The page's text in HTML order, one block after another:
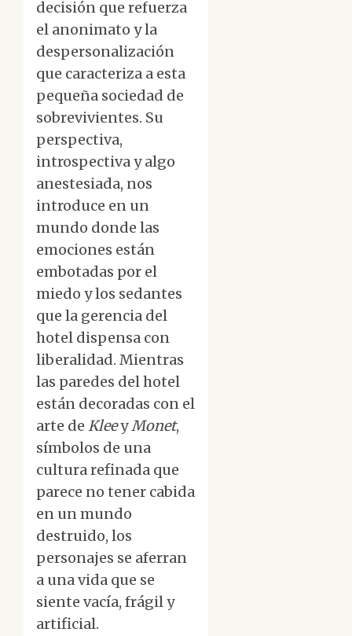
decisión que refuerza
el anonimato y la
despersonalización
que caracteriza a esta
pequeña sociedad de
sobrevivientes. Su
perspectiva,
introspectiva y algo
anestesiada, nos
introduce en un
mundo donde las
emociones están
embotadas por el
miedo y los sedantes
que la gerencia del
hotel dispensa con
liberalidad. Mientras
las paredes del hotel
están decoradas con el
arte de KleeyMonet,
símbolos de una
cultura refinada que
parece no tener cabida
en un mundo
destruido, los
personajes se aferran
a una vida que se
siente vacía, frágil y
artificial.